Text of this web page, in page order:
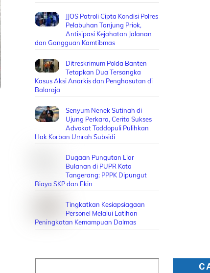
JJOS Patroli Cipta Kondisi Polres
Pelabuhan Tanjung Priok,
Antisipasi Kejahatan Jalanan
dan Gangguan Kamtibmas
Ditreskrimum Polda Banten
Tetapkan Dua Tersangka
Kasus Aksi Anarkis dan Penghasutan di
Balaraja
Senyum Nenek Sutinah di
Ujung Perkara, Cerita Sukses
Advokat Toddopuli Pulihkan
Hak Korban Umrah Subsidi
Dugaan Pungutan Liar
Bulanan di PUPR Kota
Tangerang: PPPK Dipungut
Biaya SKP dan Ekin
Tingkatkan Kesiapsiagaan
Personel Melalui Latihan
Peningkatan Kemampuan Dalmas